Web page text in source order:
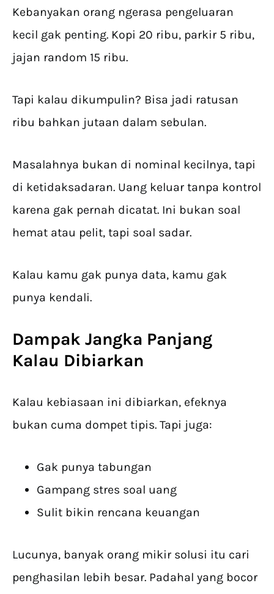
Kebanyakan orang ngerasa pengeluaran
kecil gak penting. Kopi 20 ribu, parkir 5 ribu,
jajan random 15 ribu.
Tapi kalau dikumpulin? Bisa jadi ratusan
ribu bahkan jutaan dalam sebulan.
Masalahnya bukan di nominal kecilnya, tapi
di ketidaksadaran. Uang keluar tanpa kontrol
karena gak pernah dicatat. Ini bukan soal
hemat atau pelit, tapi soal sadar.
Kalau kamu gak punya data, kamu gak
punya kendali.
Dampak Jangka Panjang
Kalau Dibiarkan
Kalau kebiasaan ini dibiarkan, efeknya
bukan cuma dompet tipis. Tapi juga:
Gak punya tabungan
Gampang stres soal uang
Sulit bikin rencana keuangan
Lucunya, banyak orang mikir solusi itu cari
penghasilan lebih besar. Padahal yang bocor